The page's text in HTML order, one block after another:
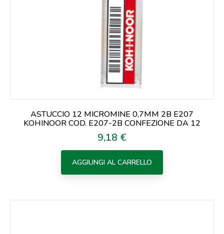
ASTUCCIO 12 MICROMINE 0,7MM 2B E207
KOHINOOR COD. E207-2B CONFEZIONE DA 12
Prezzo
9,18 €
AGGIUNGI AL CARRELLO